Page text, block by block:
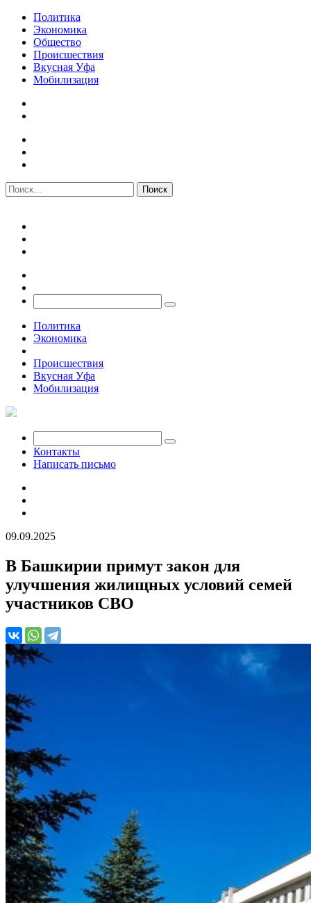
Политика
Экономика
Общество
Происшествия
Вкусная Уфа
Мобилизация
Политика
Экономика
Происшествия
Вкусная Уфа
Мобилизация
Контакты
Написать письмо
09.09.2025
В Башкирии примут закон для
улучшения жилищных условий семей
участников СВО